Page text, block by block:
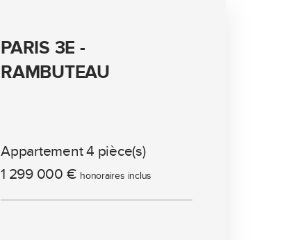
PARIS 3E -
RAMBUTEAU
Appartement 4 pièce(s)
1 299 000 € honoraires inclus